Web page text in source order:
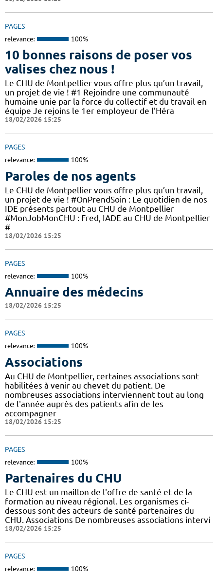
PAGES
relevance: 100%
10 bonnes raisons de poser vos
valises chez nous !
Le CHU de Montpellier vous offre plus qu’un travail,
un projet de vie ! #1 Rejoindre une communauté
humaine unie par la force du collectif et du travail en
équipe Je rejoins le 1er employeur de l’Héra
18/02/2026 15:25
PAGES
relevance: 100%
Paroles de nos agents
Le CHU de Montpellier vous offre plus qu’un travail,
un projet de vie ! #OnPrendSoin : Le quotidien de nos
IDE présents partout au CHU de Montpellier
#MonJobMonCHU : Fred, IADE au CHU de Montpellier
#
18/02/2026 15:25
PAGES
relevance: 100%
Annuaire des médecins
18/02/2026 15:25
PAGES
relevance: 100%
Associations
Au CHU de Montpellier, certaines associations sont
habilitées à venir au chevet du patient. De
nombreuses associations interviennent tout au long
de l'année auprès des patients afin de les
accompagner
18/02/2026 15:25
PAGES
relevance: 100%
Partenaires du CHU
Le CHU est un maillon de l'offre de santé et de la
formation au niveau régional. Les organismes ci-
dessous sont des acteurs de santé partenaires du
CHU. Associations De nombreuses associations intervi
18/02/2026 15:25
PAGES
relevance: 100%